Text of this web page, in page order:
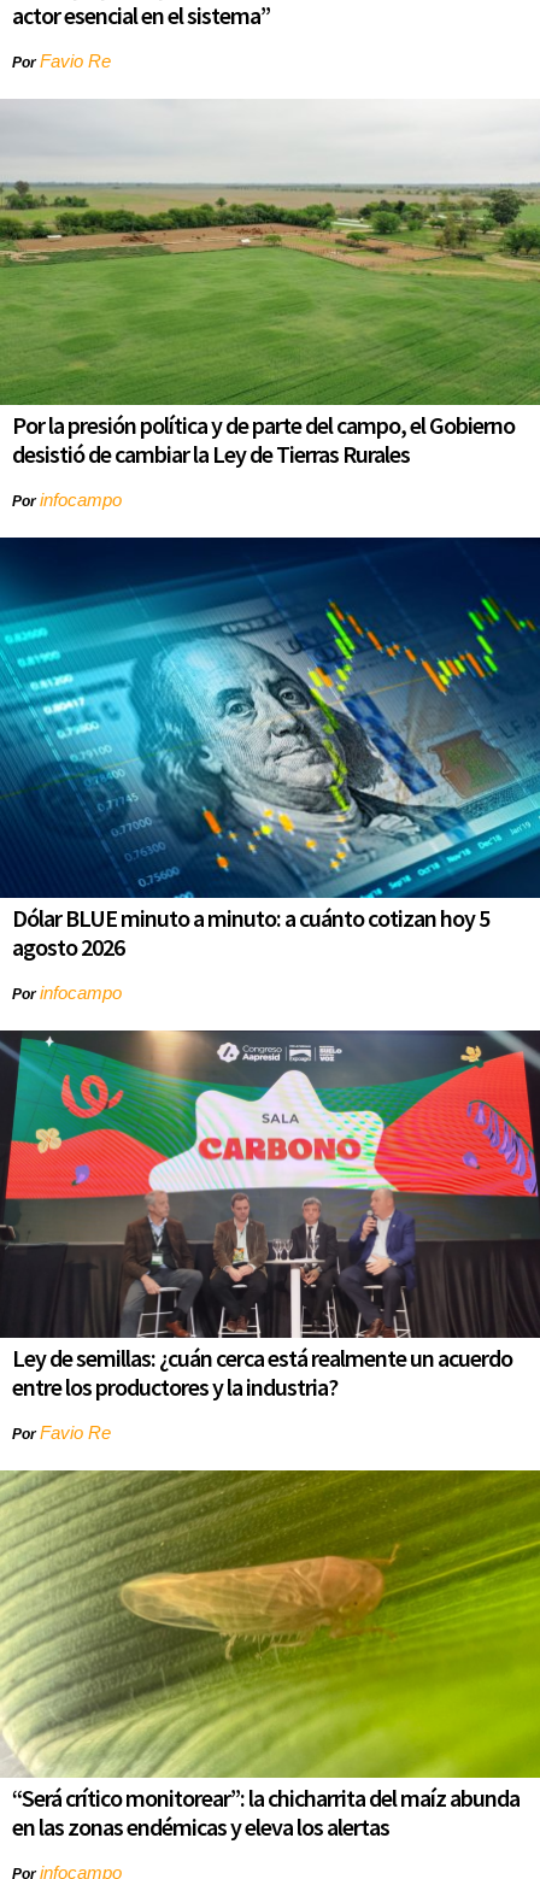
actor esencial en el sistema”
PorFavio Re
Por la presión política y de parte del campo, el Gobierno
desistió de cambiar la Ley de Tierras Rurales
Porinfocampo
Dólar BLUE minuto a minuto: a cuánto cotizan hoy 5
agosto 2026
Porinfocampo
Ley de semillas: ¿cuán cerca está realmente un acuerdo
entre los productores y la industria?
PorFavio Re
“Será crítico monitorear”: la chicharrita del maíz abunda
en las zonas endémicas y eleva los alertas
Porinfocampo